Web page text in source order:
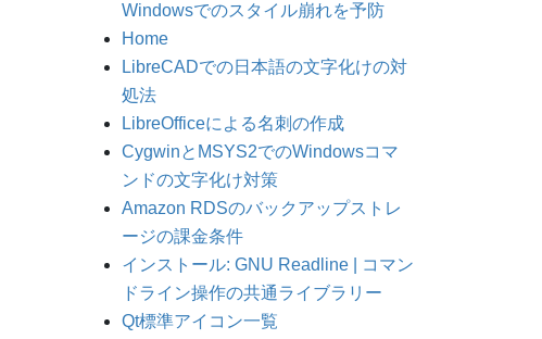
Windowsでのスタイル崩れを予防
Home
LibreCADでの日本語の文字化けの対
処法
LibreOfficeによる名刺の作成
CygwinとMSYS2でのWindowsコマ
ンドの文字化け対策
Amazon RDSのバックアップストレ
ージの課金条件
インストール: GNU Readline | コマン
ドライン操作の共通ライブラリー
Qt標準アイコン一覧